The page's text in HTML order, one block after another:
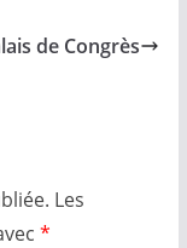
de Congrès
Les
*